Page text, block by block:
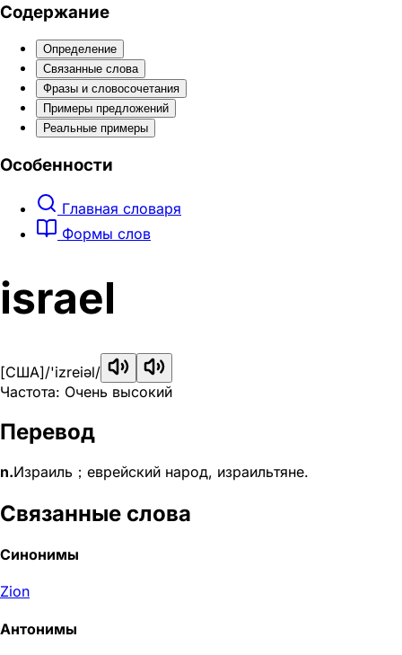
Содержание
Определение
Связанные слова
Фразы и словосочетания
Примеры предложений
Реальные примеры
Особенности
Главная словаря
Формы слов
israel
[США]/'izreiəl/
Частота: Очень высокий
Перевод
n.Израиль；еврейский народ, израильтяне.
Связанные слова
Синонимы
Zion
Антонимы